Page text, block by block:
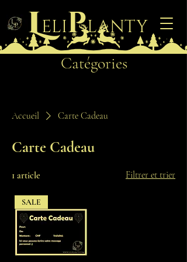
Leliplanty
Catégories
Accueil Carte Cadeau
Carte Cadeau
1 article Filtrer et trier
SALE